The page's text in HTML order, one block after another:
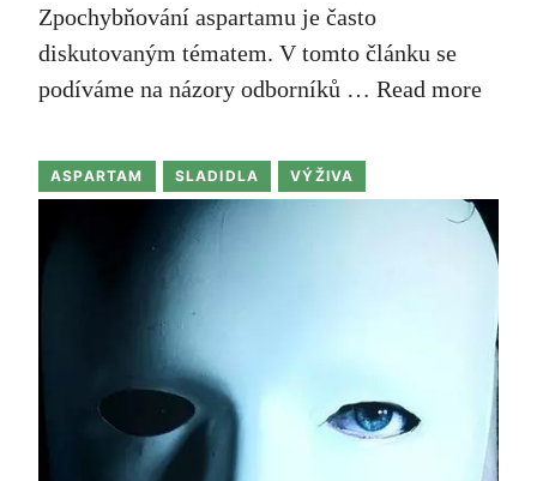
Zpochybňování ⁤aspartamu je‍ často
diskutovaným ⁢tématem. V tomto článku se
podíváme‌ na názory odborníků‍ … Read more
ASPARTAM SLADIDLA VÝŽIVA